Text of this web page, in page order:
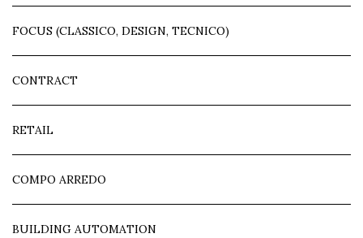
FOCUS (CLASSICO, DESIGN, TECNICO)
CONTRACT
RETAIL
COMPO ARREDO
BUILDING AUTOMATION